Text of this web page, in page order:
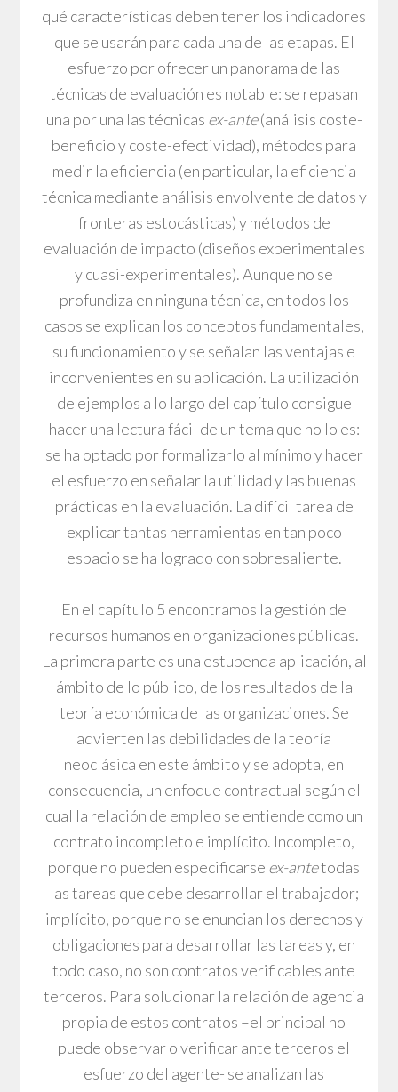
qué características deben tener los indicadores
que se usarán para cada una de las etapas. El
esfuerzo por ofrecer un panorama de las
técnicas de evaluación es notable: se repasan
una por una las técnicas ex-ante(análisis coste-
beneficio y coste-efectividad), métodos para
medir la eficiencia (en particular, la eficiencia
técnica mediante análisis envolvente de datos y
fronteras estocásticas) y métodos de
evaluación de impacto (diseños experimentales
y cuasi-experimentales). Aunque no se
profundiza en ninguna técnica, en todos los
casos se explican los conceptos fundamentales,
su funcionamiento y se señalan las ventajas e
inconvenientes en su aplicación. La utilización
de ejemplos a lo largo del capítulo consigue
hacer una lectura fácil de un tema que no lo es:
se ha optado por formalizarlo al mínimo y hacer
el esfuerzo en señalar la utilidad y las buenas
prácticas en la evaluación. La difícil tarea de
explicar tantas herramientas en tan poco
espacio se ha logrado con sobresaliente.
En el capítulo 5 encontramos la gestión de
recursos humanos en organizaciones públicas.
La primera parte es una estupenda aplicación, al
ámbito de lo público, de los resultados de la
teoría económica de las organizaciones. Se
advierten las debilidades de la teoría
neoclásica en este ámbito y se adopta, en
consecuencia, un enfoque contractual según el
cual la relación de empleo se entiende como un
contrato incompleto e implícito. Incompleto,
porque no pueden especificarse ex-antetodas
las tareas que debe desarrollar el trabajador;
implícito, porque no se enuncian los derechos y
obligaciones para desarrollar las tareas y, en
todo caso, no son contratos verificables ante
terceros. Para solucionar la relación de agencia
propia de estos contratos –el principal no
puede observar o verificar ante terceros el
esfuerzo del agente- se analizan las